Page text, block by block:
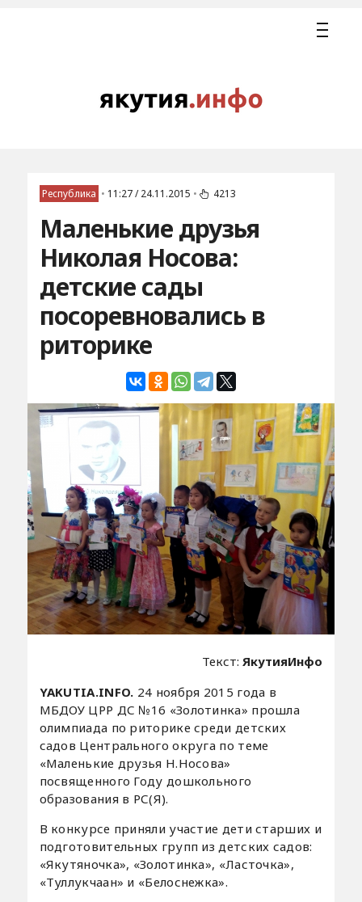
Республика • 11:27 / 24.11.2015 • 4213
Маленькие друзья
Николая Носова:
детские сады
посоревновались в
риторике
Текст: ЯкутияИнфо
YAKUTIA.INFO. 24 ноября 2015 года в
МБДОУ ЦРР ДС №16 «Золотинка» прошла
олимпиада по риторике среди детских
садов Центрального округа по теме
«Маленькие друзья Н.Носова»
посвященного Году дошкольного
образования в РС(Я).
В конкурсе приняли участие дети старших и
подготовительных групп из детских садов:
«Якутяночка», «Золотинка», «Ласточка»,
«Туллукчаан» и «Белоснежка».